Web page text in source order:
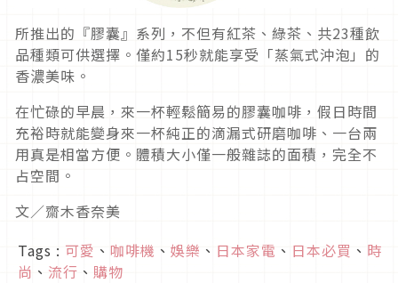
所推出的『膠囊』系列，不但有紅茶、綠茶、共23種飲
品種類可供選擇。僅約15秒就能享受「蒸氣式沖泡」的
香濃美味。
在忙碌的早晨，來一杯輕鬆簡易的膠囊咖啡，假日時間
充裕時就能變身來一杯純正的滴漏式研磨咖啡、一台兩
用真是相當方便。體積大小僅一般雜誌的面積，完全不
占空間。
文／齋木香奈美
Tags : 可愛 、 咖啡機 、 娛樂 、 日本家電 、 日本必買 、 時
尚 、 流行 、 購物